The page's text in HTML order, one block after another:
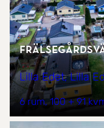
Lilla Edet, Lilla
6 rum 100 + 91